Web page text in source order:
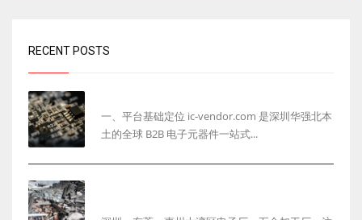
RECENT POSTS
一、平台基础定位 ic-vendor.com 是深圳华强北本
土的全球 B2B 电子元器件一站式...